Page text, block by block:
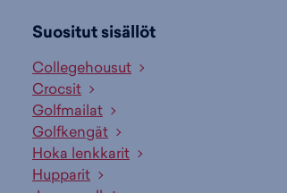
Suositut sisällöt
Collegehousut
Crocsit
Golfmailat
Golfkengät
Hoka lenkkarit
Hupparit